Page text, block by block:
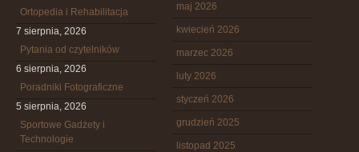
Ortopedia i Rehabilitacja
7 sierpnia, 2026
Pytania od czytelników
6 sierpnia, 2026
Poradniki Fotograficzne
5 sierpnia, 2026
Sportowe Gadżety i
Technologie
maj 2026
kwiecień 2026
marzec 2026
luty 2026
styczeń 2026
grudzień 2025
listopad 2025